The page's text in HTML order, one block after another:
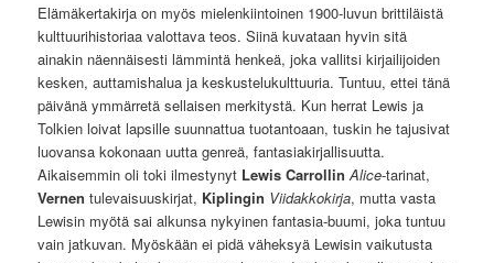
Elämäkertakirja on myös mielenkiintoinen 1900-luvun brittiläistä
kulttuurihistoriaa valottava teos. Siinä kuvataan hyvin sitä
ainakin näennäisesti lämmintä henkeä, joka vallitsi kirjailijoiden
kesken, auttamishalua ja keskustelukulttuuria. Tuntuu, ettei tänä
päivänä ymmärretä sellaisen merkitystä. Kun herrat Lewis ja
Tolkien loivat lapsille suunnattua tuotantoaan, tuskin he tajusivat
luovansa kokonaan uutta genreä, fantasiakirjallisuutta.
Aikaisemmin oli toki ilmestynyt Lewis Carrollin Alice-tarinat,
Vernen tulevaisuuskirjat, Kiplingin Viidakkokirja, mutta vasta
Lewisin myötä sai alkunsa nykyinen fantasia-buumi, joka tuntuu
vain jatkuvan. Myöskään ei pidä väheksyä Lewisin vaikutusta